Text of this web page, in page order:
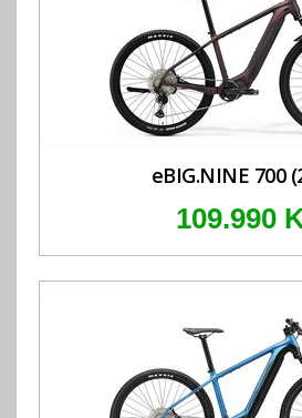
eBIG.NINE 700
109.990